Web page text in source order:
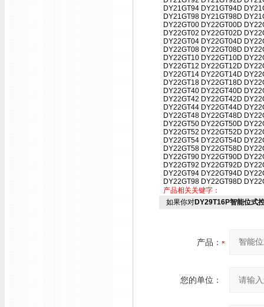
DY21GT94 DY21GT94D
DY21GT98 DY21GT98D
DY22GT00 DY22GT00D
DY22GT02 DY22GT02D
DY22GT04 DY22GT04D
DY22GT08 DY22GT08D
DY22GT10 DY22GT10D
DY22GT12 DY22GT12D
DY22GT14 DY22GT14D
DY22GT18 DY22GT18D
DY22GT40 DY22GT40D
DY22GT42 DY22GT42D
DY22GT44 DY22GT44D
DY22GT48 DY22GT48D
DY22GT50 DY22GT50D
DY22GT52 DY22GT52D
DY22GT54 DY22GT54D
DY22GT58 DY22GT58D
DY22GT90 DY22GT90D
DY22GT92 DY22GT92D
DY22GT94 DY22GT94D
DY22GT98 DY22GT98D
产品相关关键字：
如果你对DY29T16P智能位式
产品：
您的单位：